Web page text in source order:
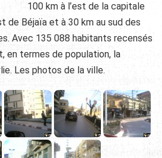
100 km à l’est de la capitale
de Béjaïa et à 30 km au sud des
Avec 135 088 habitants recensés
en termes de population, la
Les photos de la ville.